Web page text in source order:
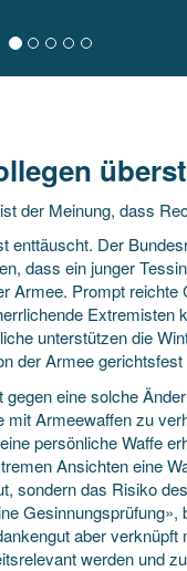
der Meinung, dass
enttäuscht. Der
dass ein junger
Armee. Prompt
Extremisten
unterstützen die
der Armee gerichtsfest
eine solche
mit Armeewaffen zu
persönliche Waffe
Ansichten eine
sondern das Risiko
aber
werden und